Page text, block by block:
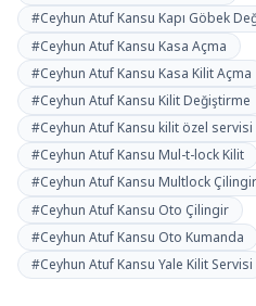
#Ceyhun Atuf Kansu Kapı Göbek
#Ceyhun Atuf Kansu Kasa Açma
#Ceyhun Atuf Kansu Kasa Kilit Açma
#Ceyhun Atuf Kansu Kilit Değiştirme
#Ceyhun Atuf Kansu kilit özel servisi
#Ceyhun Atuf Kansu Mul-t-lock Kilit
#Ceyhun Atuf Kansu Multlock
#Ceyhun Atuf Kansu Oto Çilingir
#Ceyhun Atuf Kansu Oto Kumanda
#Ceyhun Atuf Kansu Yale Kilit Servisi